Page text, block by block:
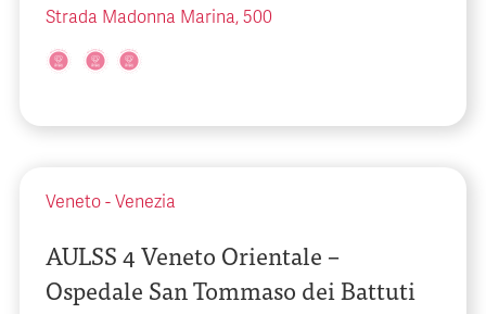
Strada Madonna Marina, 500
Veneto - Venezia
AULSS 4 Veneto Orientale –
Ospedale San Tommaso dei Battuti